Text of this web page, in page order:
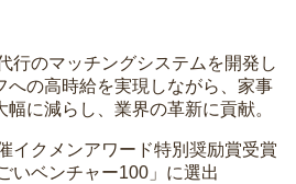
行のマッチングシステムを開発し
への高時給を実現しながら、家事
に減らし、業界の革新に貢献。
クメンアワード特別奨励賞受賞
ベンチャー100」に選出